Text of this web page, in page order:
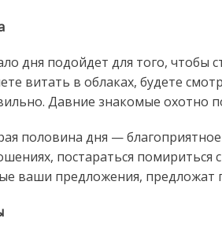
дня подойдет для того,
витать в облаках, будете
Давние знакомые охотно
половина дня —
постараться помириться
ваши предложения, предложат